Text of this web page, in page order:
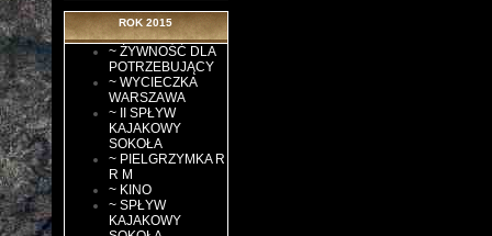
ROK 2015
~ ŻYWNOŚĆ DLA
POTRZEBUJĄCY
~ WYCIECZKA
WARSZAWA
~ II SPŁYW
KAJAKOWY
SOKOŁA
~ PIELGRZYMKA R
R M
~ KINO
~ SPŁYW
KAJAKOWY